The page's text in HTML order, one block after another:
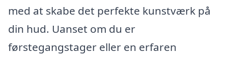
med at skabe det perfekte kunstværk på
din hud. Uanset om du er
førstegangstager eller en erfaren